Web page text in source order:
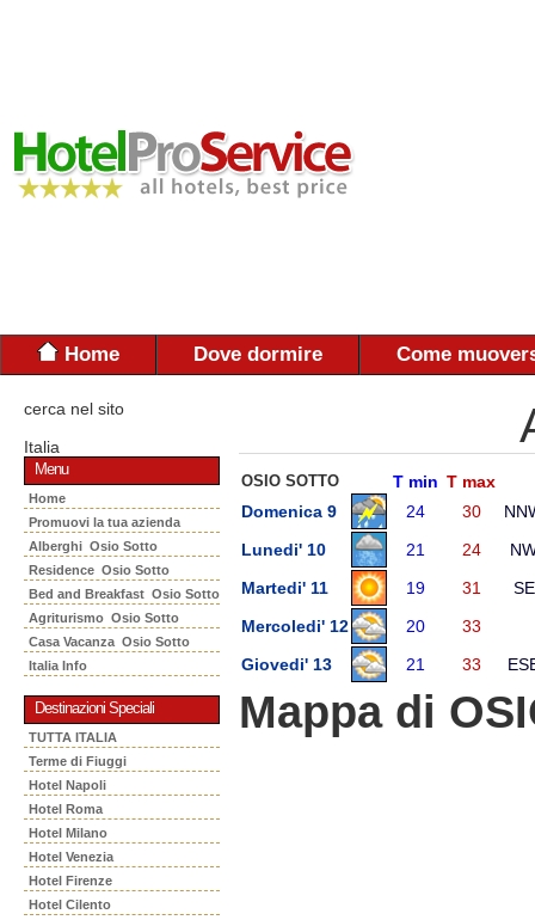
Home Dove dormire Come
cerca nel sito
Italia
Menu
Home
Promuovi la tua azienda
Alberghi Osio Sotto
Residence Osio Sotto
Bed and Breakfast Osio Sotto
Agriturismo Osio Sotto
Casa Vacanza Osio Sotto
Italia Info
Destinazioni Speciali
TUTTA ITALIA
Terme di Fiuggi
Hotel Napoli
Hotel Roma
Hotel Milano
Hotel Venezia
Hotel Firenze
Hotel Cilento
OSIO SOTTO T min T max
Domenica 9
24 30
Lunedi' 10
21 24
Martedi' 11
19 31
SE
Mercoledi' 12
20
33
Giovedi' 13
21 33
Mappa di